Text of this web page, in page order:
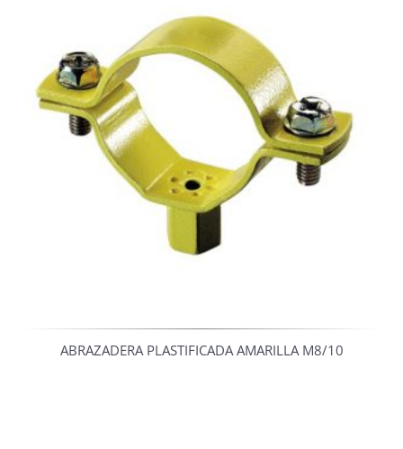
ABRAZADERA PLASTIFICADA AMARILLA M8/10